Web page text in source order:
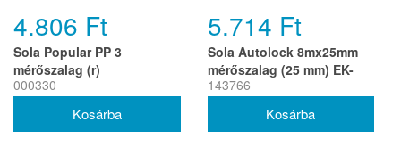
4.806 Ft
Sola Popular PP 3
mérőszalag (r)
000330
5.714 Ft
Sola Autolock 8mx25mm
mérőszalag (25 mm) EK-
osztály 2 (r)
143766